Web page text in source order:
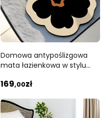
Domowa antypoślizgowa
mata łazienkowa w stylu
wycieraczka
169,00zł